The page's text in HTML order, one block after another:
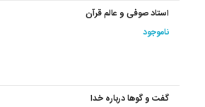
استاد صوفی و عالم قرآن
ناموجود
گفت و گوها درباره خدا